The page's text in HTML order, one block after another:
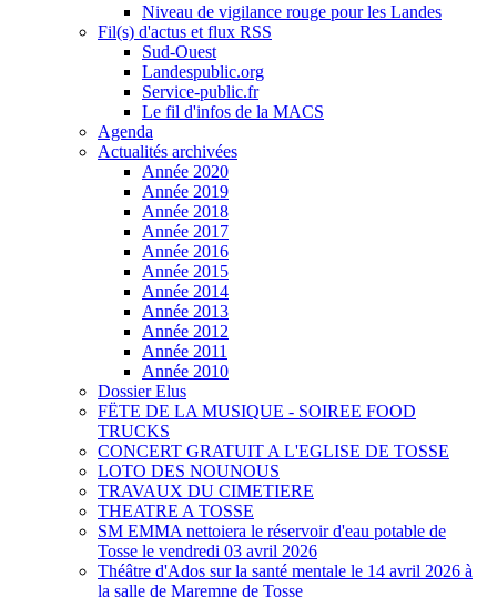
Niveau de vigilance rouge pour les Landes
Fil(s) d'actus et flux RSS
Sud-Ouest
Landespublic.org
Service-public.fr
Le fil d'infos de la MACS
Agenda
Actualités archivées
Année 2020
Année 2019
Année 2018
Année 2017
Année 2016
Année 2015
Année 2014
Année 2013
Année 2012
Année 2011
Année 2010
Dossier Elus
FËTE DE LA MUSIQUE - SOIREE FOOD
TRUCKS
CONCERT GRATUIT A L'EGLISE DE TOSSE
LOTO DES NOUNOUS
TRAVAUX DU CIMETIERE
THEATRE A TOSSE
SM EMMA nettoiera le réservoir d'eau potable de
Tosse le vendredi 03 avril 2026
Théâtre d'Ados sur la santé mentale le 14 avril 2026 à
la salle de Maremne de Tosse